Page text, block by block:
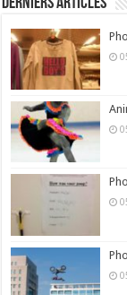
Derniers Articles